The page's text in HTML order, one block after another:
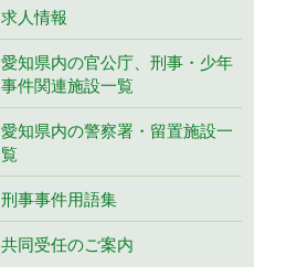
求人情報
愛知県内の官公庁、刑事・少年
事件関連施設一覧
愛知県内の警察署・留置施設一
覧
刑事事件用語集
共同受任のご案内